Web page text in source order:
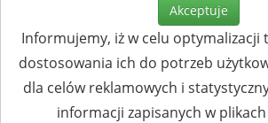
Akceptuje
Informujemy, iż w celu optymalizacji
dostosowania ich do potrzeb
dla celów reklamowych i
informacji zapisanych w